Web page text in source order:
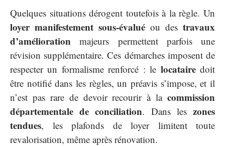
Quelques situations dérogent toutefois à la règle. Un
loyer manifestement sous-évalué ou des travaux
d’amélioration majeurs permettent parfois une
révision supplémentaire. Ces démarches imposent de
respecter un formalisme renforcé : le locatairedoit
être notifié dans les règles, un préavis s’impose, et il
n’est pas rare de devoir recourir à la commission
départementale de conciliation. Dans leszones
tendues, les plafonds de loyer limitent toute
revalorisation, même après rénovation.